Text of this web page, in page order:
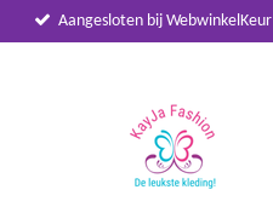
Aangesloten bij WebwinkelKeur